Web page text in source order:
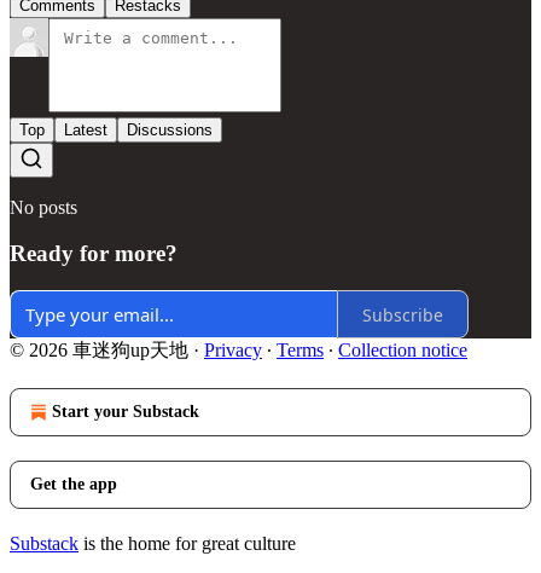
Comments Restacks
Top Latest Discussions
No posts
Ready for more?
Subscribe
© 2026 車迷狗up天地 · Privacy ∙ Terms ∙ Collection notice
Start your Substack
Get the app
Substack is the home for great culture